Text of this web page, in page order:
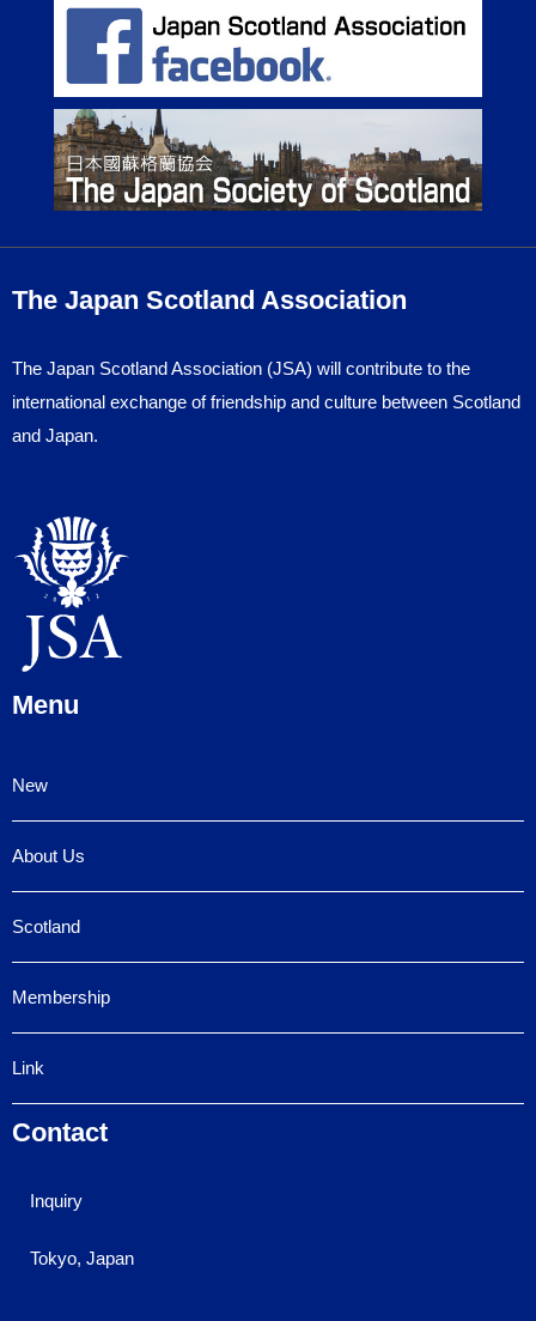
The Japan Scotland Association
The Japan Scotland Association (JSA) will contribute to the
international exchange of friendship and culture between Scotland
and Japan.
Menu
New
About Us
Scotland
Membership
Link
Contact
Inquiry
Tokyo, Japan